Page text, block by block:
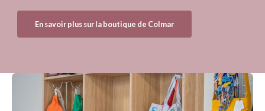
En savoir plus sur la boutique de Colmar